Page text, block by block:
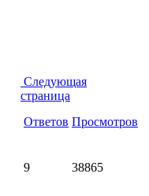
Следующая
страница
Ответов Просмотров
9 38865